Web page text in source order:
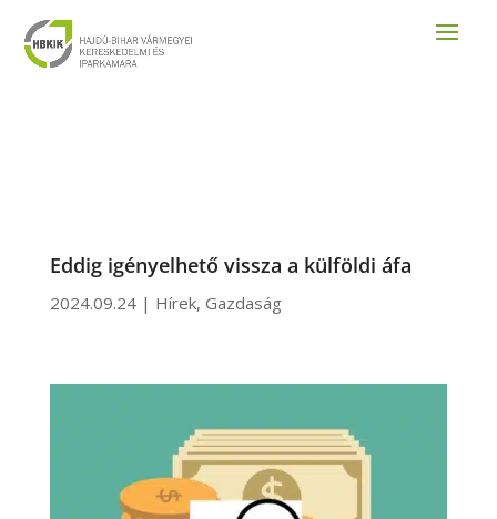
Eddig igényelhető vissza a külföldi áfa
2024.09.24| Hírek, Gazdaság